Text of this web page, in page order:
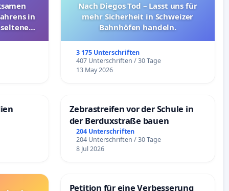
in
Nach Diegos Tod – Lasst uns für
mehr Sicherheit in Schweizer
Bahnhöfen handeln.
3 175 Unterschriften
407 Unterschriften / 30 Tage
13 May 2026
Zebrastreifen vor der Schule in
der Berduxstraße bauen
204 Unterschriften
204 Unterschriften / 30 Tage
8 Jul 2026
Petition für eine Verbesserung